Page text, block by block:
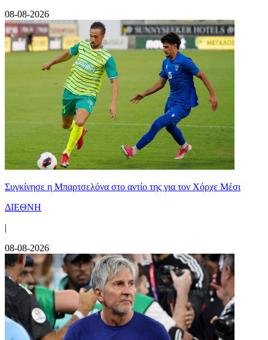
08-08-2026
Συγκίνησε η Μπαρτσελόνα στο αντίο της για τον Χόρχε Μέσι
ΔΙΕΘΝΗ
|
08-08-2026